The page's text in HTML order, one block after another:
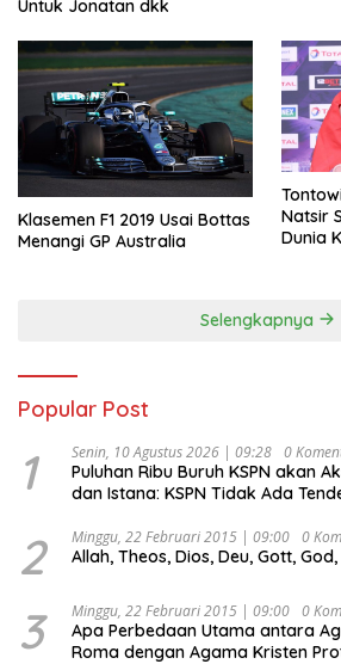
Untuk Jonatan dkk
Klasemen F1 2019 Usai Bottas
Menangi GP Australia
Natsir
Dunia
Selengkapnya
Popular Post
1 Senin, 10 Agustus 2026 | 09:28 0
Puluhan Ribu Buruh KSPN akan
dan Istana: KSPN Tidak Ada
2 Minggu, 22 Februari 2015 | 09:00 0
Allah, Theos, Dios, Deu, Gott,
3 Minggu, 22 Februari 2015 | 09:00 0
Apa Perbedaan Utama antara
Roma dengan Agama Kristen